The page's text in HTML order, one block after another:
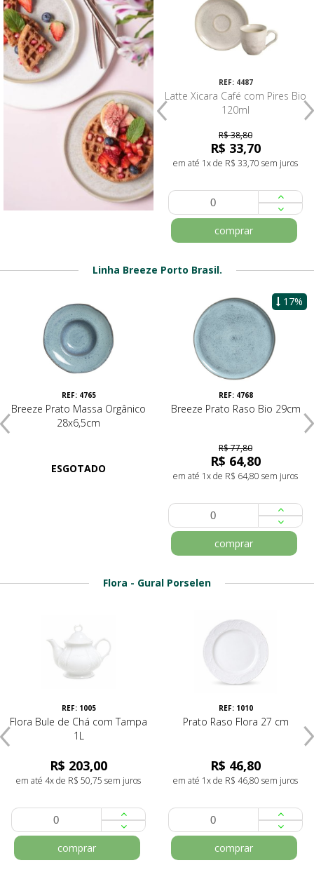
REF: 4489
Latte Prato Raso Bio 26,5cm
R$ 46,80
R$ 38,95
em até 1x de R$ 38,95 sem juros
REF: 4487
Latte Xicara Café com Pires Bio
120ml
R$ 38,80
R$ 33,70
em até 1x de R$ 33,70 sem juros
comprar
Linha Breeze Porto Brasil.
REF: 4765
Breeze Prato Massa Orgânico
28x6,5cm
ESGOTADO
17%
REF: 4768
Breeze Prato Raso Bio 29cm
R$ 77,80
R$ 64,80
em até 1x de R$ 64,80 sem juros
comprar
Flora - Gural Porselen
REF: 1005
Flora Bule de Chá com Tampa
1L
R$ 203,00
em até 4x de R$ 50,75 sem juros
comprar
REF: 1010
Prato Raso Flora 27 cm
R$ 46,80
em até 1x de R$ 46,80 sem juros
comprar